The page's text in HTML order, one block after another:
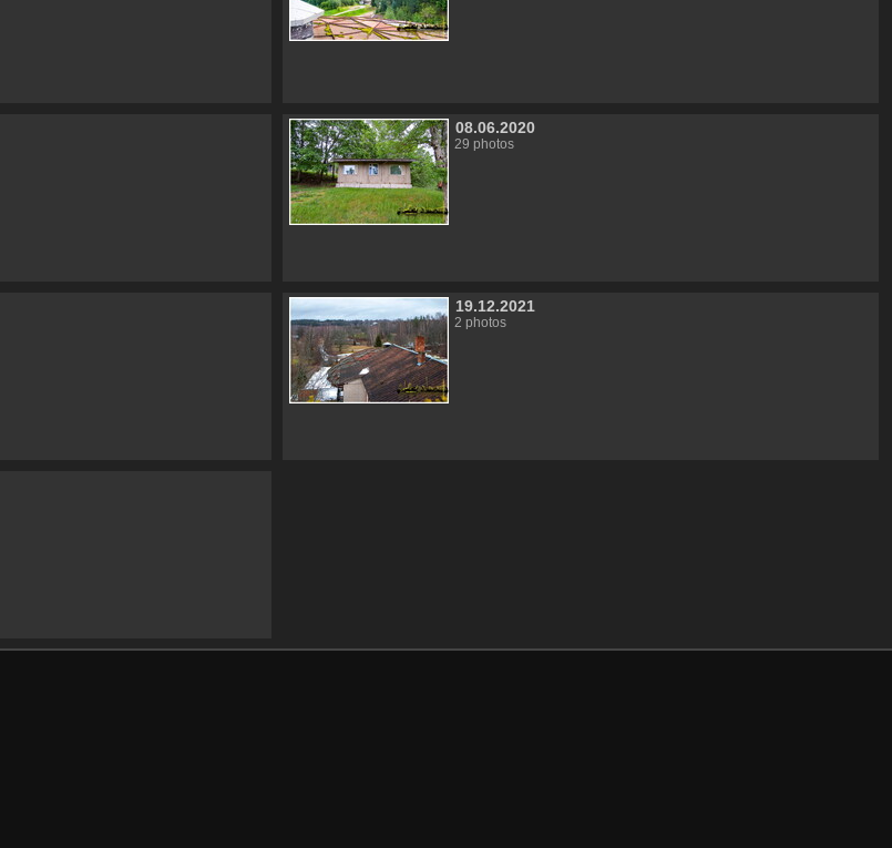
08.06.2020
29 photos
19.12.2021
2 photos